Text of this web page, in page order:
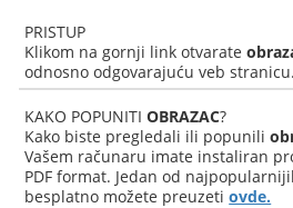
PRISTUP
Klikom na gornji link otvarate
odnosno odgovarajuću veb stranicu.
KAKO POPUNITIOBRAZAC?
Kako biste pregledali ili popunili
Vašem računaru imate instaliran
PDF format. Jedan od
besplatno možete preuzetiovde.